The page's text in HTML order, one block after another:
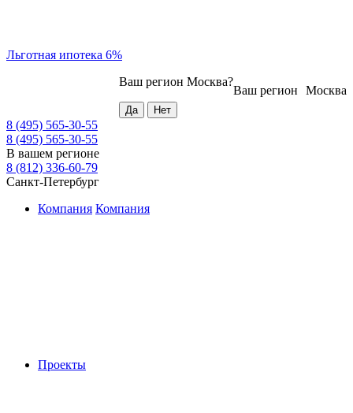
Льготная ипотека 6%
Москва
Ваш регион
Ваш регион Москва?
8 (495) 565-30-55
8 (495) 565-30-55
В вашем регионе
8 (812) 336-60-79
Санкт-Петербург
Компания Компания
Проекты